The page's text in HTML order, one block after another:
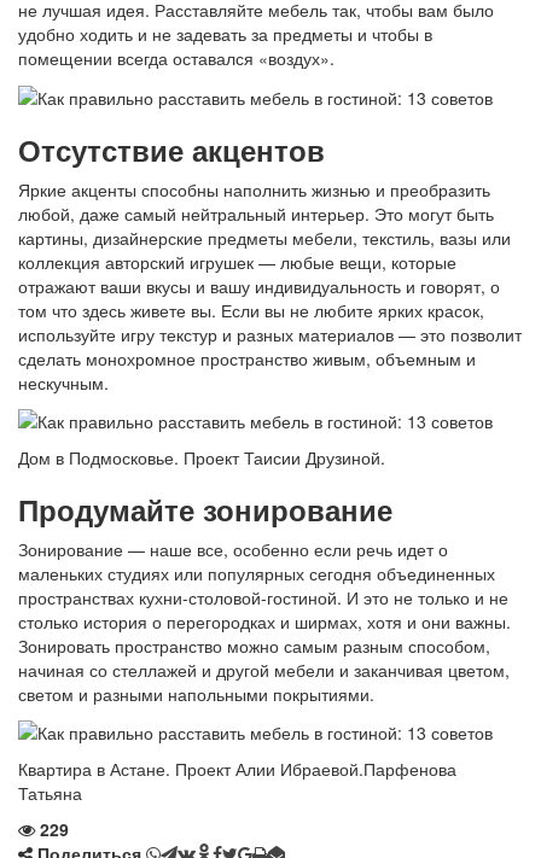
не лучшая идея. Расставляйте мебель так, чтобы вам было
удобно ходить и не задевать за предметы и чтобы в
помещении всегда оставался «воздух».
Отсутствие акцентов
Яркие акценты способны наполнить жизнью и преобразить
любой, даже самый нейтральный интерьер. Это могут быть
картины, дизайнерские предметы мебели, текстиль, вазы или
коллекция авторский игрушек — любые вещи, которые
отражают ваши вкусы и вашу индивидуальность и говорят, о
том что здесь живете вы. Если вы не любите ярких красок,
используйте игру текстур и разных материалов — это позволит
сделать монохромное пространство живым, объемным и
нескучным.
Дом в Подмосковье. Проект Таисии Друзиной.
Продумайте зонирование
Зонирование — наше все, особенно если речь идет о
маленьких студиях или популярных сегодня объединенных
пространствах кухни-столовой-гостиной. И это не только и не
столько история о перегородках и ширмах, хотя и они важны.
Зонировать пространство можно самым разным способом,
начиная со стеллажей и другой мебели и заканчивая цветом,
светом и разными напольными покрытиями.
Квартира в Астане. Проект Алии Ибраевой.Парфенова
Татьяна
229